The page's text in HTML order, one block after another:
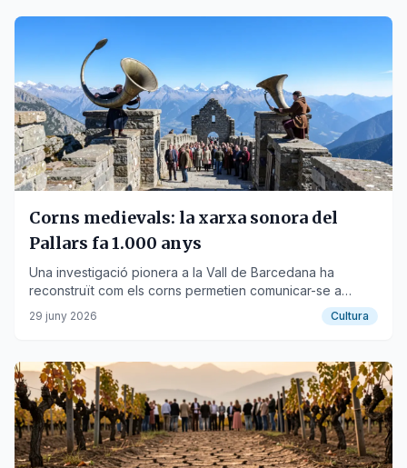
Corns medievals: la xarxa sonora del
Pallars fa 1.000 anys
Una investigació pionera a la Vall de Barcedana ha
reconstruït com els corns permetien comunicar-se a
grans distàncies durant l'Edat Mitjana.
29 juny 2026 Cultura